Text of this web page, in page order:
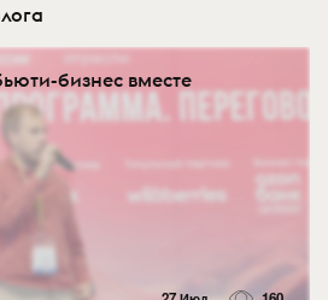
бизнес вместе